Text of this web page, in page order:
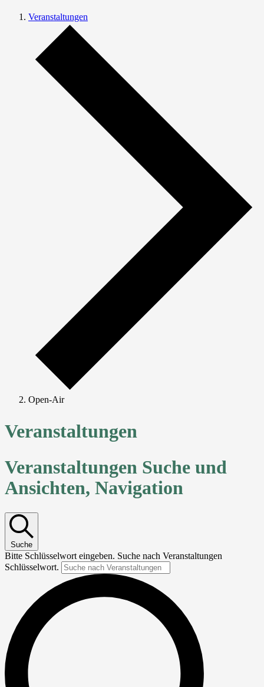
Veranstaltungen
Open-Air
Veranstaltungen
Veranstaltungen Suche und
Ansichten, Navigation
Suche
Bitte Schlüsselwort eingeben. Suche nach Veranstaltungen
Schlüsselwort.